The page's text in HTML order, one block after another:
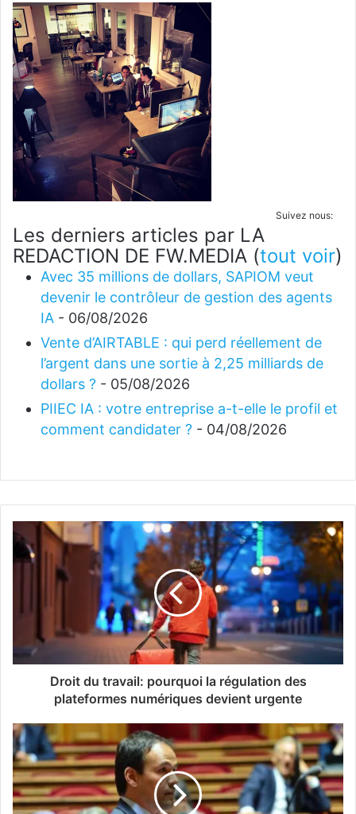
Suivez nous:
Les derniers articles par LA
REDACTION DE FW.MEDIA (tout voir)
Avec 35 millions de dollars, SAPIOM veut
devenir le contrôleur de gestion des agents
IA - 06/08/2026
Vente d’AIRTABLE : qui perd réellement de
l’argent dans une sortie à 2,25 milliards de
dollars ? - 05/08/2026
PIIEC IA : votre entreprise a-t-elle le profil et
comment candidater ? - 04/08/2026
Droit du travail: pourquoi la régulation des
plateformes numériques devient urgente